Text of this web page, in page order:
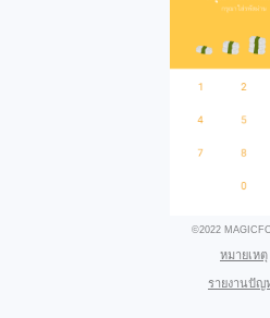
©2022
หมายเหตุ
รายงานปัญ